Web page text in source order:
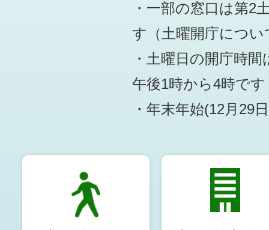
・一部の窓口は第2
す （土曜開庁につ
・土曜日の開庁時
午後1時から4時です
・年末年始(12月29